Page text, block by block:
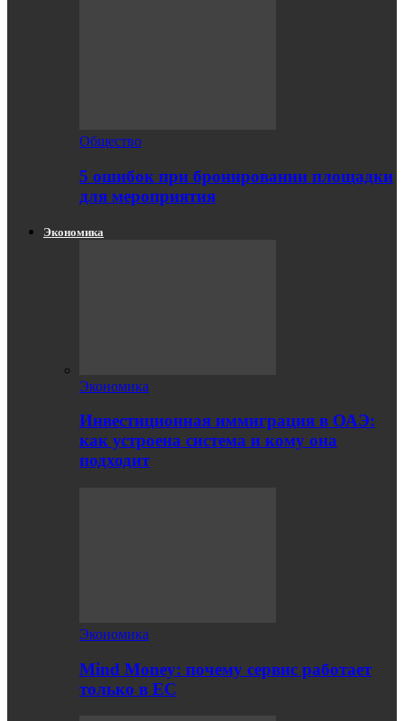
Общество
5 ошибок при бронировании площадки
для мероприятия
Экономика
Экономика
Инвестиционная иммиграция в ОАЭ:
как устроена система и кому она
подходит
Экономика
Mind Money: почему сервис работает
только в ЕС